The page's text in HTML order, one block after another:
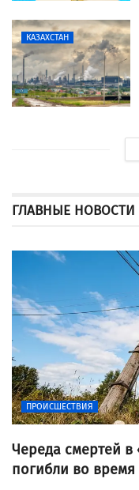
КАЗАХСТАН
ГЛАВНЫЕ НОВОСТИ
ПРОИСШЕСТВИЯ
Череда смертей в
погибли во время